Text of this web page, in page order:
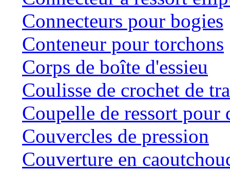
Connecteurs pour bogies
Conteneur pour torchons
Corps de boîte d'essieu
Coulisse de crochet de
Coupelle de ressort
Couvercles de pression
Couverture en